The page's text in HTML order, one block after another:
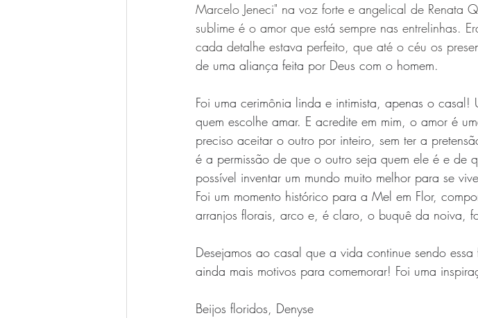
Marcelo Jeneci" na voz forte e angelical de Renata
sublime é o amor que está sempre nas entrelinhas.
cada detalhe estava perfeito, que até o céu os
de uma aliança feita por Deus com o homem.
Foi uma cerimônia linda e intimista, apenas o
quem escolhe amar. E acredite em mim, o amor é
preciso aceitar o outro por inteiro, sem ter a
é a permissão de que o outro seja quem ele é e de
possível inventar um mundo muito melhor para se
Foi um momento histórico para a Mel em Flor,
arranjos florais, arco e, é claro, o buquê da noiva,
Desejamos ao casal que a vida continue sendo
ainda mais motivos para comemorar! Foi uma
Beijos floridos, Denyse